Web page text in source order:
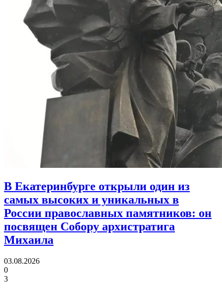
В Екатеринбурге открыли один из
самых высоких и уникальных в
России православных памятников: он
посвящен Собору архистратига
Михаила
03.08.2026
0
3